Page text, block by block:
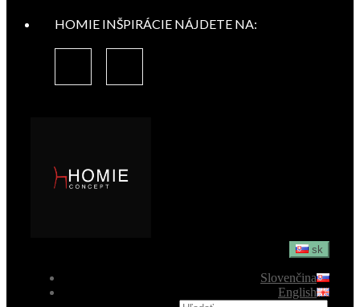
HOMIE INŠPIRÁCIE NÁJDETE NA:
sk
Slovenčina
English